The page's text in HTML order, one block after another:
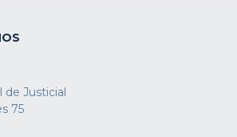
de Justicial
75